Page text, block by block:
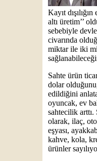
Kayıt
altı üretim’’
sebebiyle
civarında
miktar ile iki
Sahte ürün
dolar
edildiğini
oyuncak, ev
sahtecilik
olarak, ilaç,
eşyası,
kahve, kola,
ürünler